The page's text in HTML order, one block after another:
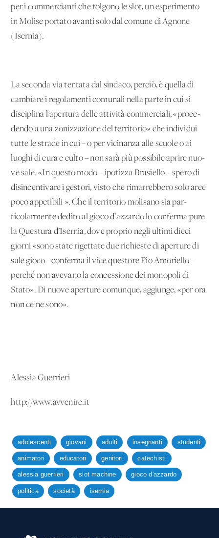
per i commercianti che tolgono le slot, un esperimento
in Molise portato avanti so­lo dal comune di Agnone
(Isernia).
La seconda via tentata dal sindaco, perciò, è quella di
cambiare i regolamenti comu­nali nella parte in cui si
disciplina l’aper­tura delle attività commerciali, «proce­
dendo a una zonizzazione del territorio» che individui
tutte le strade in cui – o per vicinanza alle scuole o ai
luoghi di cura e culto – non sarà più possibile aprire nuo­
ve sale. «In questo modo – ipotizza Bra­siello – spero di
disincentivare i gestori, vi­sto che rimarrebbero solo aree
poco ap­petibili ». Che il territorio molisano sia par­
ticolarmente dedito al gioco d’azzardo lo conferma pure
la Questura d’Isernia, do­ve proprio negli ultimi dieci
giorni «sono state rigettate due richieste di aperture di
sale gioco - conferma il vice questore Pio Amoriello -
perché non avevano la con­cessione dei monopoli di
Stato». Di nuo­ve aperture comunque, aggiunge, «per o­ra
non ce ne sono».
Alessia Guerrieri
http://www.avvenire.it
adolescenti giovani adulti insegnanti studenti
animatori educatori genitori catechisti
alessia guerrieri slot machine gioco d'azzardo
politica società isernia